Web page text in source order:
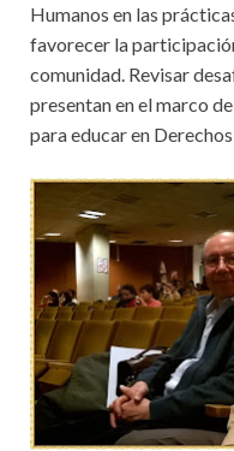
Humanos en las
favorecer la
comunidad. Revisar
presentan en el marco
para educar en